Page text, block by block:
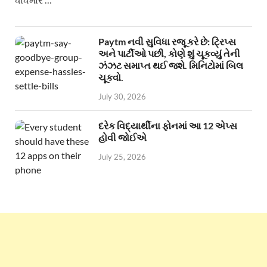
Paytm નવી સુવિધા રજૂ કરે છે: ટ્રિપ્સ
અને પાર્ટીઓ પછી, કોણે શું ચૂકવ્યું તેની
ઝંઝટ સમાપ્ત થઈ જશે. મિનિટોમાં બિલ
ચૂકવો.
July 30, 2026
દરેક વિદ્યાર્થીના ફોનમાં આ 12 એપ્સ
હોવી જોઈએ
July 25, 2026